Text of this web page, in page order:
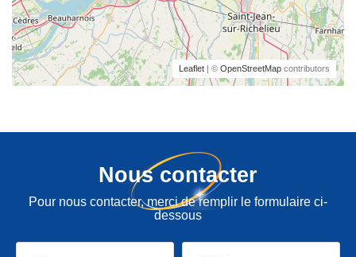
Leaflet | © OpenStreetMap contributors
Nous contacter
Pour nous contacter, merci de remplir le formulaire ci-
dessous